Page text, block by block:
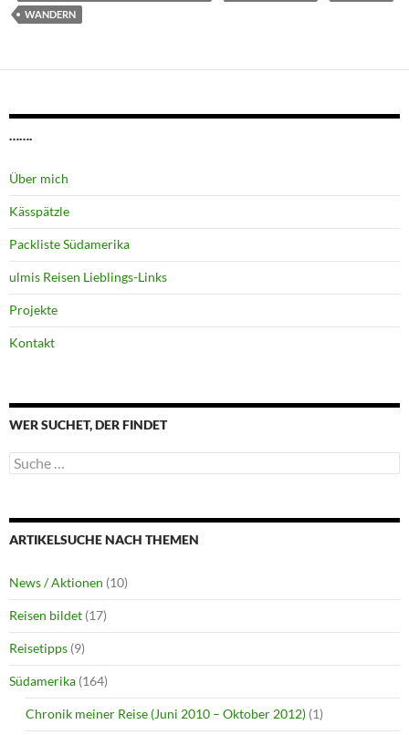
WANDERN
…….
Über mich
Kässpätzle
Packliste Südamerika
ulmis Reisen Lieblings-Links
Projekte
Kontakt
WER SUCHET, DER FINDET
Suche
nach:
ARTIKELSUCHE NACH THEMEN
News / Aktionen (10)
Reisen bildet (17)
Reisetipps (9)
Südamerika (164)
Chronik meiner Reise (Juni 2010 – Oktober 2012) (1)